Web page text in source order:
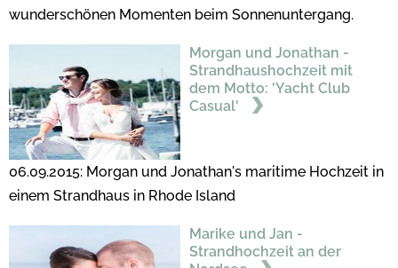
wunderschönen Momenten beim Sonnenuntergang.
Morgan und Jonathan -
Strandhaushochzeit mit
dem Motto: 'Yacht Club
Casual'
06.09.2015: Morgan und Jonathan's maritime Hochzeit in
einem Strandhaus in Rhode Island
Marike und Jan -
Strandhochzeit an der